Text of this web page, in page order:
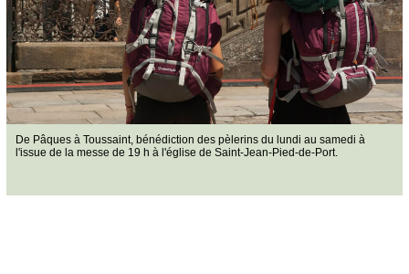
De Pâques à Toussaint, bénédiction des pèlerins du lundi au samedi à
l'issue de la messe de 19 h à l'église de Saint-Jean-Pied-de-Port.